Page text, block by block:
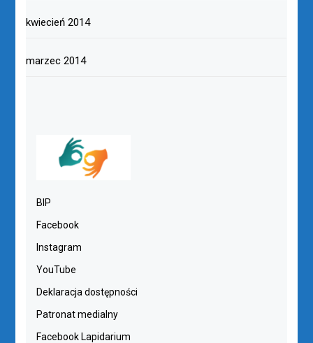
kwiecień 2014
marzec 2014
BIP
Facebook
Instagram
YouTube
Deklaracja dostępności
Patronat medialny
Facebook Lapidarium